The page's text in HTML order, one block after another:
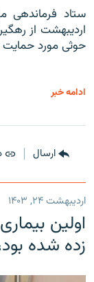
اردیبهشت از
حوثی‌ مورد حمایت
ادامه خبر
ارسال
اردیبهشت ۲۴, ۱۴۰۳
اولین
زده شده